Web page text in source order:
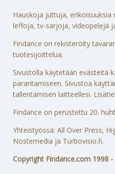
Hauskoja juttuja,
leffoja, tv-sarjoja, videopelejä
Findance on rekisteröity
tuotesijoittelua.
Sivustolla käytetään evästeitä
parantamiseen. Sivustoa
tallentamisen laitteellesi.
Findance on perustettu 20.
Yhteistyössä: All Over Press,
Nostemedia ja Turbovisio.fi.
Copyright Findance.com 1998 -